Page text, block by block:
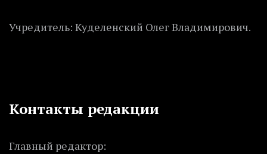
Учредитель: Куделенский Олег Владимирович.
Контакты редакции
Главный редактор: